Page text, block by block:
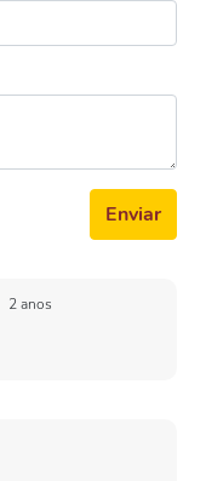
Enviar
2 anos